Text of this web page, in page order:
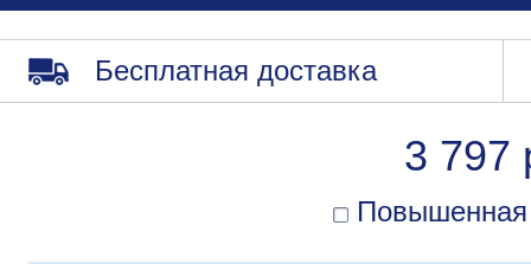
Бесплатная доставка
3 797
Повышенная